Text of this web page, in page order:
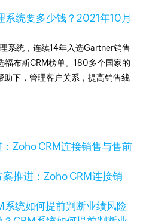
系统要多少钱？2021年10月
系统，连续14年入选Gartner销售
福布斯CRM榜单。180多个国家的
助下，管理客户关系，提高销售线
推进：Zoho CRM连接销